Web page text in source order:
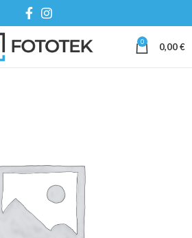
0 0,00€